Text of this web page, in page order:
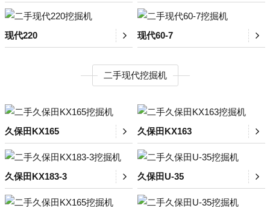
现代220 现代60-7
二手现代挖掘机
久保田KX165 久保田KX163
久保田KX183-3 久保田U-35